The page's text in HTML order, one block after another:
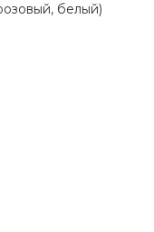
белый)